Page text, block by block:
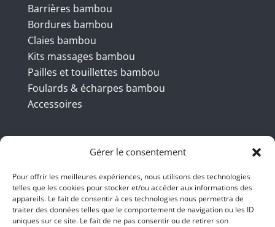
Gérer le consentement
Pour offrir les meilleures expériences, nous utilisons des technologies
telles que les cookies pour stocker et/ou accéder aux informations des
appareils. Le fait de consentir à ces technologies nous permettra de
traiter des données telles que le comportement de navigation ou les ID
uniques sur ce site. Le fait de ne pas consentir ou de retirer son
Barrières bambou
Bordures bambou
Claies bambou
Kits massages bambou
Pailles et touillettes bambou
Foulards & écharpes bambou
Accessoires
Coordonnées
BBB INT LTD – RUE DU BAMBOU.COM
145 rue de la République 95100